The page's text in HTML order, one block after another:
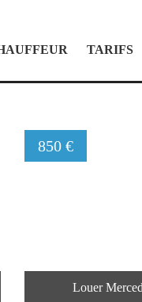
TARIFS
850 €
Louer